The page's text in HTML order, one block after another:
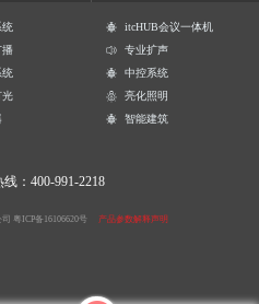
统
itcHUB会议一体机
播
专业扩声
统
中控系统
光
亮化照明
智能建筑
线：400-991-2218
粤ICP备16106620号 产品参数解释声明